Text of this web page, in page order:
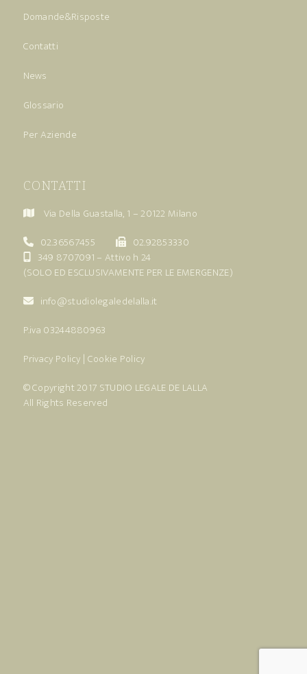
Domande&Risposte
Contatti
News
Glossario
Per Aziende
CONTATTI
Via Della Guastalla, 1 – 20122 Milano
02.36567455
02.92853330
349 8707091 – Attivo h 24
(SOLO ED ESCLUSIVAMENTE PER LE EMERGENZE)
info@studiolegaledelalla.it
P.iva 03244880963
Privacy Policy | Cookie Policy
© Copyright 2017 STUDIO LEGALE DE LALLA
All Rights Reserved